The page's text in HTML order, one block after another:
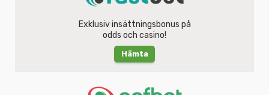
Exklusiv insättningsbonus på
odds och casino!
Hämta